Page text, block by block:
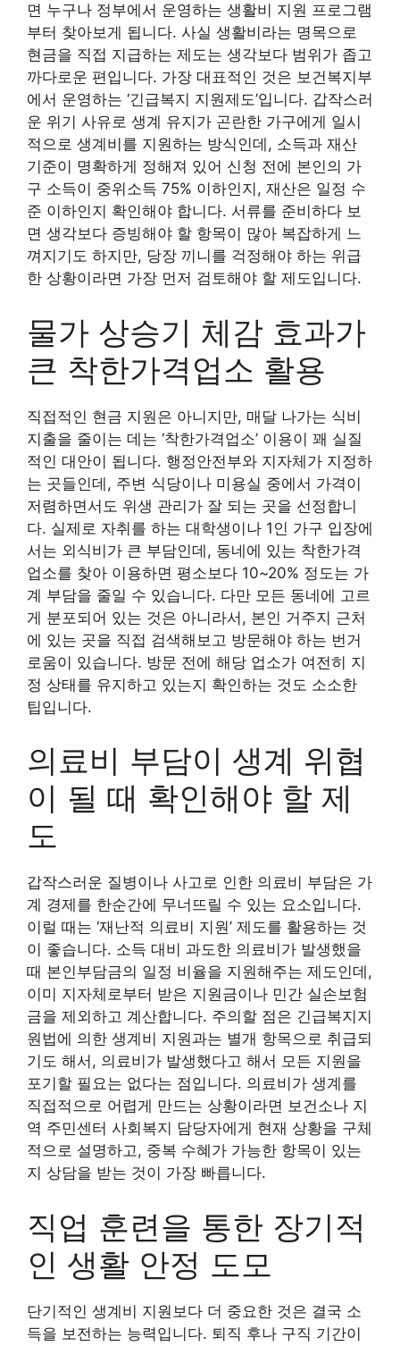
면 누구나 정부에서 운영하는 생활비 지원 프로그램
부터 찾아보게 됩니다. 사실 생활비라는 명목으로
현금을 직접 지급하는 제도는 생각보다 범위가 좁고
까다로운 편입니다. 가장 대표적인 것은 보건복지부
에서 운영하는 ‘긴급복지 지원제도’입니다. 갑작스러
운 위기 사유로 생계 유지가 곤란한 가구에게 일시
적으로 생계비를 지원하는 방식인데, 소득과 재산
기준이 명확하게 정해져 있어 신청 전에 본인의 가
구 소득이 중위소득 75% 이하인지, 재산은 일정 수
준 이하인지 확인해야 합니다. 서류를 준비하다 보
면 생각보다 증빙해야 할 항목이 많아 복잡하게 느
껴지기도 하지만, 당장 끼니를 걱정해야 하는 위급
한 상황이라면 가장 먼저 검토해야 할 제도입니다.
물가 상승기 체감 효과가
큰 착한가격업소 활용
직접적인 현금 지원은 아니지만, 매달 나가는 식비
지출을 줄이는 데는 ‘착한가격업소’ 이용이 꽤 실질
적인 대안이 됩니다. 행정안전부와 지자체가 지정하
는 곳들인데, 주변 식당이나 미용실 중에서 가격이
저렴하면서도 위생 관리가 잘 되는 곳을 선정합니
다. 실제로 자취를 하는 대학생이나 1인 가구 입장에
서는 외식비가 큰 부담인데, 동네에 있는 착한가격
업소를 찾아 이용하면 평소보다 10~20% 정도는 가
계 부담을 줄일 수 있습니다. 다만 모든 동네에 고르
게 분포되어 있는 것은 아니라서, 본인 거주지 근처
에 있는 곳을 직접 검색해보고 방문해야 하는 번거
로움이 있습니다. 방문 전에 해당 업소가 여전히 지
정 상태를 유지하고 있는지 확인하는 것도 소소한
팁입니다.
의료비 부담이 생계 위협
이 될 때 확인해야 할 제
도
갑작스러운 질병이나 사고로 인한 의료비 부담은 가
계 경제를 한순간에 무너뜨릴 수 있는 요소입니다.
이럴 때는 ‘재난적 의료비 지원’ 제도를 활용하는 것
이 좋습니다. 소득 대비 과도한 의료비가 발생했을
때 본인부담금의 일정 비율을 지원해주는 제도인데,
이미 지자체로부터 받은 지원금이나 민간 실손보험
금을 제외하고 계산합니다. 주의할 점은 긴급복지지
원법에 의한 생계비 지원과는 별개 항목으로 취급되
기도 해서, 의료비가 발생했다고 해서 모든 지원을
포기할 필요는 없다는 점입니다. 의료비가 생계를
직접적으로 어렵게 만드는 상황이라면 보건소나 지
역 주민센터 사회복지 담당자에게 현재 상황을 구체
적으로 설명하고, 중복 수혜가 가능한 항목이 있는
지 상담을 받는 것이 가장 빠릅니다.
직업 훈련을 통한 장기적
인 생활 안정 도모
단기적인 생계비 지원보다 더 중요한 것은 결국 소
득을 보전하는 능력입니다. 퇴직 후나 구직 기간이